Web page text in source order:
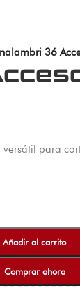
36
para
Añadir al carrito
Comprar ahora